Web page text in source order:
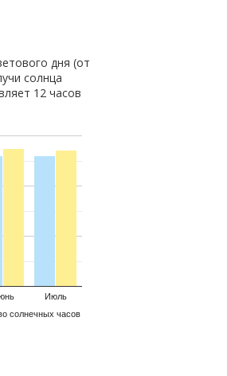
дня (от
солнца
12 часов
солнечных часов
Июль